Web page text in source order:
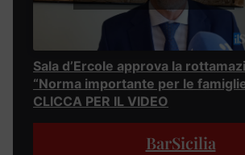
Sala d’Ercole approva la
“Norma importante per le
CLICCA PER IL VIDEO
BarSicilia